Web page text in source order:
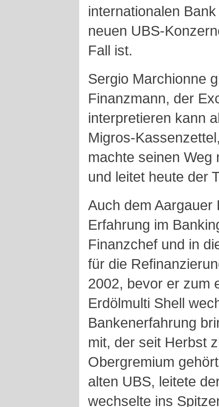
internationalen
neuen UBS-
Fall ist.
Sergio Marchionne
Finanzmann, der
interpretieren kann
Migros-
machte seinen Weg
und leitet heute der
Auch dem Aargauer
Erfahrung im
Finanzchef und in
für die
2002, bevor er zum
Erdölmulti Shell
Bankenerfahrung
mit, der seit Herbst
Obergremium
alten UBS, leitete
wechselte ins